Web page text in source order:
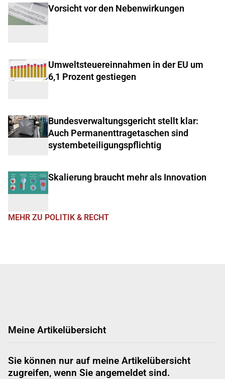
Vorsicht vor den Nebenwirkungen
Umweltsteuereinnahmen in der EU um
6,1 Prozent gestiegen
Bundesverwaltungsgericht stellt klar:
Auch Permanenttragetaschen sind
systembeteiligungspflichtig
Skalierung braucht mehr als Innovation
MEHR ZU POLITIK & RECHT
Meine Artikelübersicht
Sie können nur auf meine Artikelübersicht
zugreifen, wenn Sie angemeldet sind.